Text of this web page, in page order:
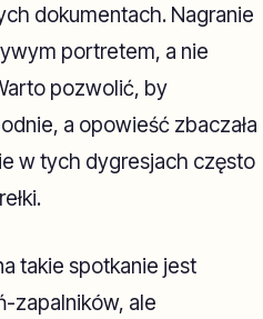
dokumentach. Nagranie
portretem, a nie
pozwolić, by
a opowieść zbaczała
w tych dygresjach często
takie spotkanie jest
zapalników, ale